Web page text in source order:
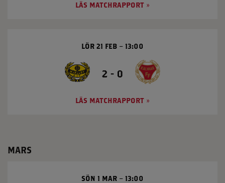
LÄS MATCHRAPPORT
2 - 0
LÖR 21 FEB 13:00
LÄS MATCHRAPPORT
MARS
SÖN 1 MAR 13:00